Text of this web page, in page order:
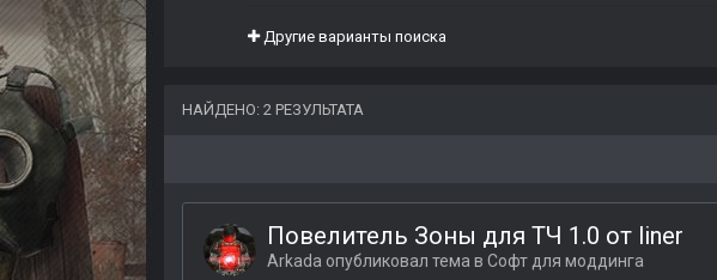
Другие варианты поиска
НАЙДЕНО: 2 РЕЗУЛЬТАТА
Повелитель Зоны для ТЧ 1.0 от liner
Arkada опубликовал тема в Софт для моддинга